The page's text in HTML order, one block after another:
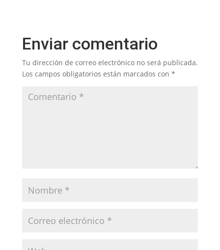
Enviar comentario
Tu dirección de correo electrónico no será publicada.
Los campos obligatorios están marcados con *